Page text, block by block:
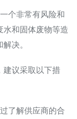
个非常有风险和
和固体废物等造
决。
建议采取以下措
了解供应商的合